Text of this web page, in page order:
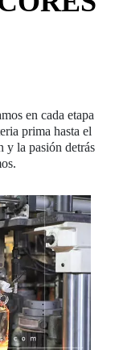
en cada etapa
prima hasta el
y la pasión detrás